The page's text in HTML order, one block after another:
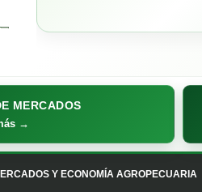
MERCADOS
→
Y ECONOMÍA AGROPECUARIA